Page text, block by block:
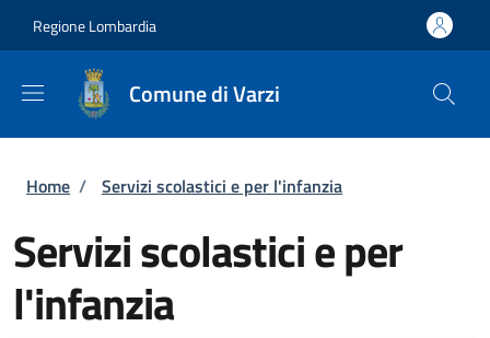
Regione Lombardia
Comune di Varzi
Briciole di pane
Home / Servizi scolastici e per l'infanzia
Servizi scolastici e per
l'infanzia